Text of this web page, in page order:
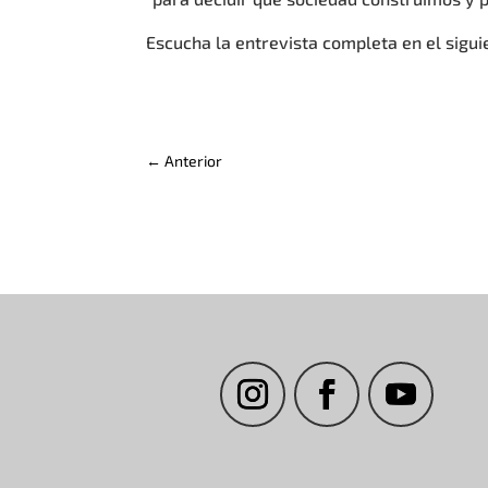
Escucha la entrevista completa en el
←Anterior